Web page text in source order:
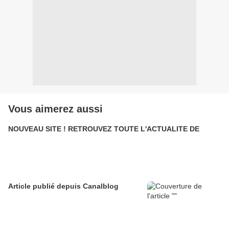
Vous aimerez aussi
NOUVEAU SITE ! RETROUVEZ TOUTE L'ACTUALITE DE
Article publié depuis Canalblog